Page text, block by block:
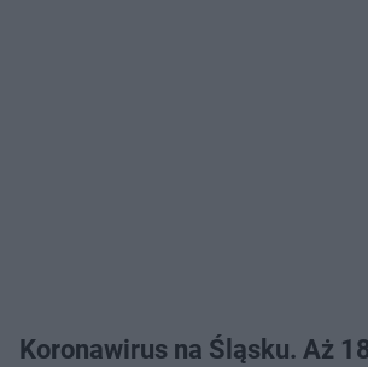
Koronawirus na Śląsku. Aż